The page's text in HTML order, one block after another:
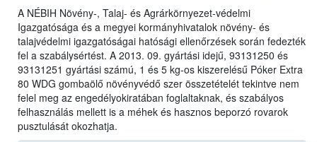
A NÉBIH Növény-, Talaj- és Agrárkörnyezet-védelmi
Igazgatósága és a megyei kormányhivatalok növény- és
talajvédelmi igazgatóságai hatósági ellenőrzések során fedezték
fel a szabálysértést. A 2013. 09. gyártási idejű, 93131250 és
93131251 gyártási számú, 1 és 5 kg-os kiszerelésű Póker Extra
80 WDG gombaölő növényvédő szer összetételét tekintve nem
felel meg az engedélyokiratában foglaltaknak, és szabályos
felhasználás mellett is a méhek és hasznos beporzó rovarok
pusztulását okozhatja.